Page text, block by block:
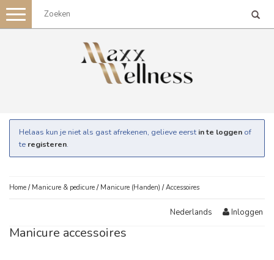
Toggle
navigation
Helaas kun je niet als gast afrekenen, gelieve eerst in te loggen of
te registeren.
Home / Manicure & pedicure / Manicure (Handen) /Accessoires
Nederlands Inloggen
Manicure accessoires